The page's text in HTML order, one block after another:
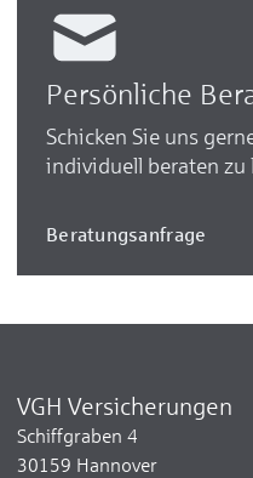
Persönliche
Schicken Sie uns
individuell beraten zu
Beratungsanfrage
VGH Versicherungen
Schiffgraben 4
30159 Hannover